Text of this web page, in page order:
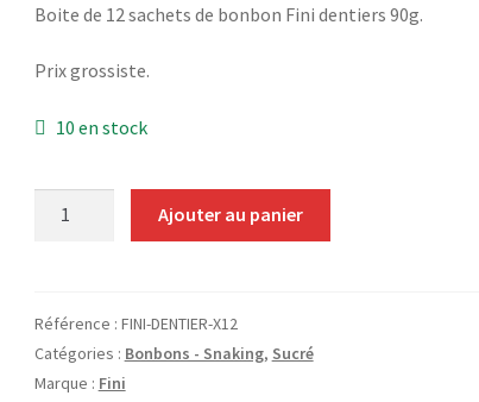
Boite de 12 sachets de bonbon Fini dentiers 90g.
Prix grossiste.
10 en stock
Dentiers
(12
sachets
Ajouter au panier
Référence : FINI-DENTIER-X12
Catégories : Bonbons - Snaking, Sucré
Marque : Fini